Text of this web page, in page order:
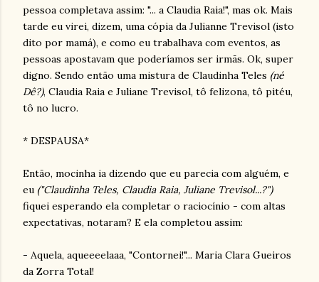
pessoa completava assim: "... a Claudia Raia!", mas ok. Mais
tarde eu virei, dizem, uma cópia da Julianne Trevisol (isto
dito por mamá), e como eu trabalhava com eventos, as
pessoas apostavam que poderíamos ser irmãs. Ok, super
digno. Sendo então uma mistura de Claudinha Teles (né
Dê?), Claudia Raia e Juliane Trevisol, tô felizona, tô pitéu,
tô no lucro.
* DESPAUSA*
Então, mocinha ia dizendo que eu parecia com alguém, e
eu ("Claudinha Teles, Claudia Raia, Juliane Trevisol...?")
fiquei esperando ela completar o raciocínio - com altas
expectativas, notaram? E ela completou assim:
- Aquela, aqueeeelaaa, "Contornei!"... Maria Clara Gueiros
da Zorra Total!